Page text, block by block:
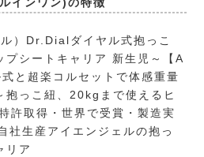
インワン)の特徴
） Dr.Dialダイヤル式抱っこ
プシートキャリア 新生児～【A
と超楽コルセットで体感重量
抱っこ紐、20kgまで使えるヒ
許取得・世界で受賞・製造実
社生産アイエンジェルの抱っ
リア